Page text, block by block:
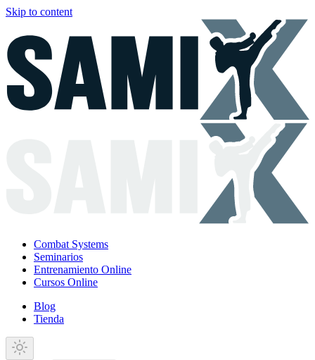
Skip to content
Combat Systems
Seminarios
Entrenamiento Online
Cursos Online
Blog
Tienda